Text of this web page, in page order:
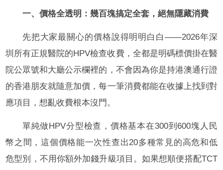
一、價格全透明：幾百塊搞定全套，絕無隱藏消費
先把大家最關心的價格說得明明白白——2026年深
圳所有正規醫院的HPV檢查收費，全都是明碼標價掛在醫
院公眾號和大廳公示欄裡的，不會因為你是持港澳通行證
的香港朋友就隨意加價，每一筆消費都能在收據上找到對
應項目，想亂收費根本沒門。
單純做HPV分型檢查，價格基本在300到600塊人民
幣之間，這個價格能一次性查出20多種常見的高危和低
危型別，不用你額外加錢升級項目。如果想順便搭配TCT